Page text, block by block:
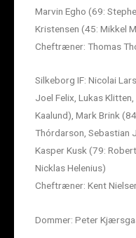
Marvin Egho (69:
Kristensen (45: Mikkel
Cheftræner: Thomas
Silkeborg IF: Nicolai
Joel Felix, Lukas
Kaalund), Mark Brink
Thórdarson, Sebastian
Kasper Kusk (79:
Nicklas Helenius)
Cheftræner: Kent
Dommer: Peter